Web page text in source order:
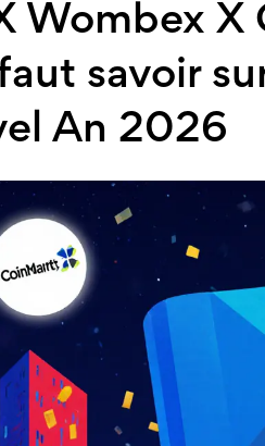
Wombex X
savoir
An 2026